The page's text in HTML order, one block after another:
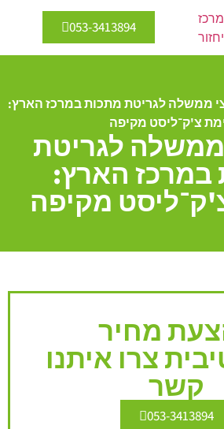
053-3413894
ממשלה לגריטת מתכות במרכז הארץ:
צ'ק־ליסט מקיפה
לגריטת
במרכז הארץ:
מקיפה
מחיר
צרו איתנו
קשר
053-3413894